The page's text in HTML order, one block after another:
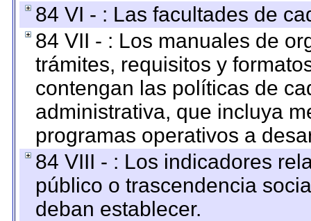
84 VI - : Las facultades de
84 VII - : Los manuales de
trámites, requisitos y
contengan las políticas de
administrativa, que incluya
programas operativos a
84 VIII - : Los indicadores
público o trascendencia
deban establecer.